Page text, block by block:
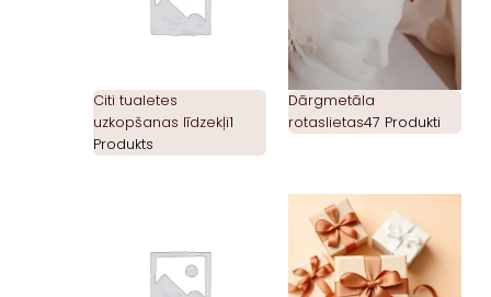
Citi tualetes
uzkopšanas līdzekļi1
Produkts
Dārgmetāla
rotaslietas47 Produkti